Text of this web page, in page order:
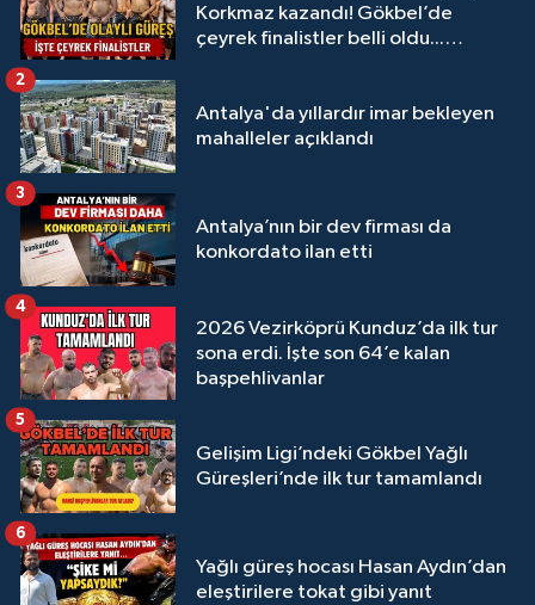
Korkmaz kazandı! Gökbel’de
çeyrek finalistler belli oldu...
Antalya'da yıllardır imar bekleyen
mahalleler açıklandı
2
Antalya’nın bir dev firması da
konkordato ilan etti
3
2026 Vezirköprü Kunduz’da ilk tur
sona erdi. İşte son 64’e kalan
başpehlivanlar
4
Gelişim Ligi’ndeki Gökbel Yağlı
Güreşleri’nde ilk tur tamamlandı
5
Yağlı güreş hocası Hasan Aydın’dan
eleştirilere tokat gibi yanıt
6